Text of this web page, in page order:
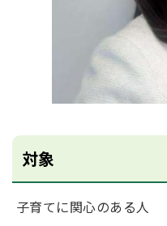
対象
子育てに関心のある人